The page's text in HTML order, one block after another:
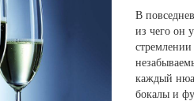
В
из чего он
стремлении
каждый
бокалы и